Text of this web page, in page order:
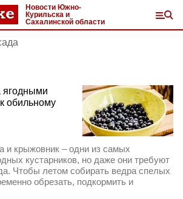
Новости Южно-
Курильска и
Сахалинской области
ягодными
обильному
и крыжовник – одни из самых
кустарников, но даже они требуют
Чтобы летом собирать ведра спелых
обрезать, подкормить и